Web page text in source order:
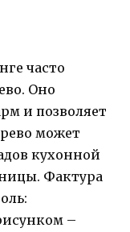
часто
Оно
и позволяет
может
кухонной
Фактура
–